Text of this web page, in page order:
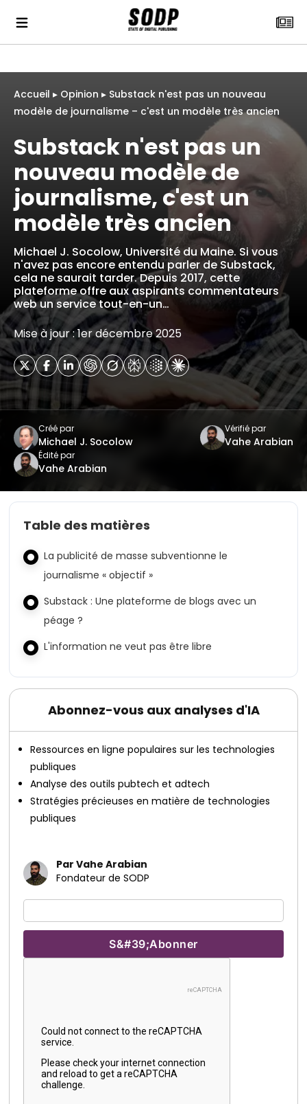
Accueil ▸ Opinion ▸ Substack n'est pas un nouveau
modèle de journalisme – c'est un modèle très ancien
Substack n'est pas un
nouveau modèle de
journalisme, c'est un
modèle très ancien
Michael J. Socolow, Université du Maine. Si vous
n'avez pas encore entendu parler de Substack,
cela ne saurait tarder. Depuis 2017, cette
plateforme offre aux aspirants commentateurs
web un service tout-en-un…
Mise à jour : 1er décembre 2025
Créé par
Michael J. Socolow
Vérifié par
Vahe Arabian
Édité par
Vahe Arabian
Table des matières
La publicité de masse subventionne le
journalisme « objectif »
Substack : Une plateforme de blogs avec un
péage ?
L'information ne veut pas être libre
Abonnez-vous aux analyses d'IA
Ressources en ligne populaires sur les technologies
publiques
Analyse des outils pubtech et adtech
Stratégies précieuses en matière de technologies
publiques
Par Vahe Arabian
Fondateur de SODP